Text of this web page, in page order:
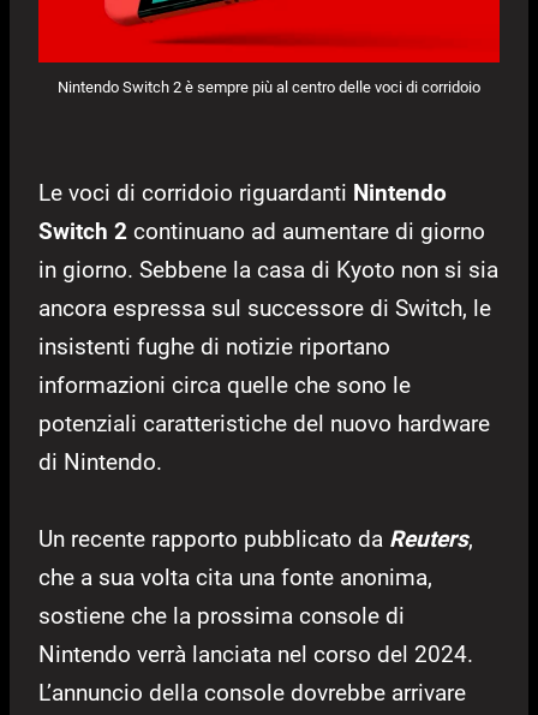
Nintendo Switch 2 è sempre più al centro delle voci di corridoio
Le voci di corridoio riguardanti Nintendo
Switch 2 continuano ad aumentare di giorno
in giorno. Sebbene la casa di Kyoto non si sia
ancora espressa sul successore di Switch, le
insistenti fughe di notizie riportano
informazioni circa quelle che sono le
potenziali caratteristiche del nuovo hardware
di Nintendo.
Un recente rapporto pubblicato da Reuters,
che a sua volta cita una fonte anonima,
sostiene che la prossima console di
Nintendo verrà lanciata nel corso del 2024.
L’annuncio della console dovrebbe arrivare